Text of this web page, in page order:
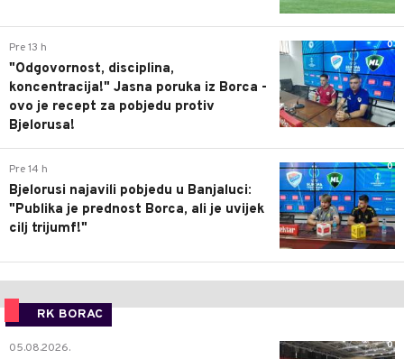
0
Pre 13 h
"Odgovornost, disciplina,
koncentracija!" Jasna poruka iz Borca -
ovo je recept za pobjedu protiv
Bjelorusa!
0
Pre 14 h
Bjelorusi najavili pobjedu u Banjaluci:
"Publika je prednost Borca, ali je uvijek
cilj trijumf!"
RK BORAC
0
05.08.2026.